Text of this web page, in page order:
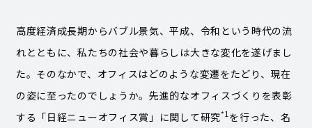
高度経済成長期からバブル景気、平成、令和という時代の流
れとともに、私たちの社会や暮らしは大きな変化を遂げまし
た。そのなかで、オフィスはどのような変遷をたどり、現在
の姿に至ったのでしょうか。先進的なオフィスづくりを表彰
する「日経ニューオフィス賞」に関して研究*1を行った、名